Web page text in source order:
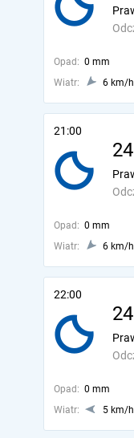
Opad: 0 mm
Wiatr:
6 km/h
21:00
Opad: 0 mm
Wiatr:
6 km/h
22:00
Opad: 0 mm
Wiatr:
5 km/h